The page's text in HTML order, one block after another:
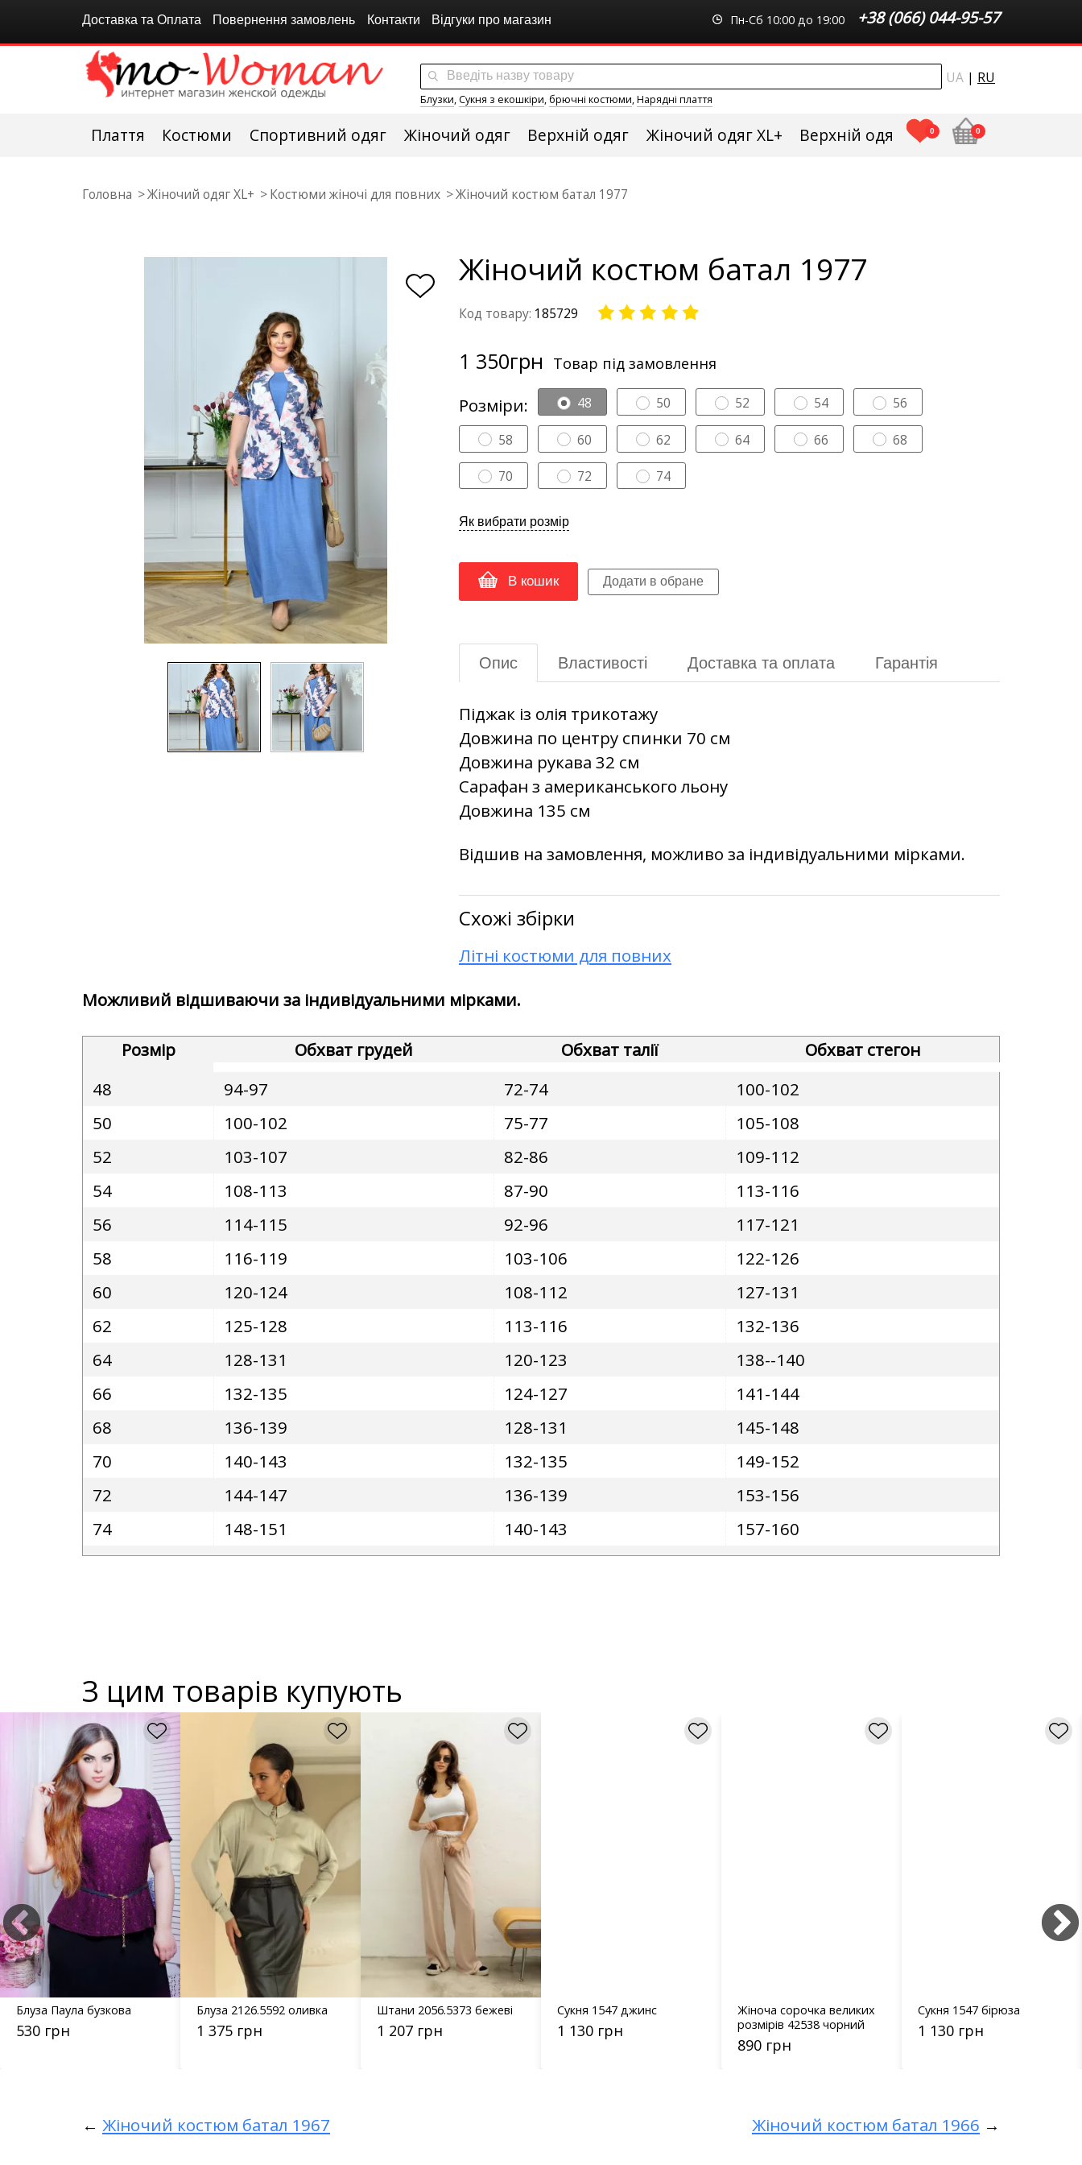
Доставка та Оплата Повернення замовлень Контакти Відгуки про магазин +38 (066) 044-95-57
Пн-Сб 10:00 до 19:00
UA | RU
Блузки, Сукня з екошкіри, брючні костюми,Нарядні плаття
Плаття Костюми Спортивний одяг Жіночий одяг Верхній одяг Жіночий одяг XL+ Верхній одяг плюс сайз
0 0
Головна Жіночий одяг XL+ Костюми жіночі для повних Жіночий костюм батал 1977
Жіночий костюм батал 1977
Код товару: 185729
1 350грн Товар під замовлення
Розміри: 48 50 52 54 56
58 60 62 64 66 68
70 72 74
Як вибрати розмір
В кошик
Опис Властивості Доставка та оплата Гарантія
Піджак із олія трикотажу
Довжина по центру спинки 70 см
Довжина рукава 32 см
Сарафан з американського льону
Довжина 135 см
Відшив на замовлення, можливо за індивідуальними мірками.
Схожі збірки
Літні костюми для повних
Можливий відшиваючи за індивідуальними мірками.
Розмір Обхват грудей Обхват талії
Обхват стегон
48
94-97 72-74
100-102
50
100-102 75-77
105-108
52
103-107 82-86
109-112
54
108-113 87-90
113-116
56
114-115 92-96
117-121
58
116-119 103-106
122-126
60
120-124 108-112
127-131
62
125-128 113-116
132-136
64
128-131 120-123
138--140
66
132-135 124-127
141-144
68
136-139 128-131
145-148
70
140-143 132-135
149-152
72
144-147 136-139
153-156
74
148-151 140-143 157-160
З цим товарів купують
Блуза Паула бузкова
530 грн
Блуза 2126.5592 оливка
1 375 грн
Штани 2056.5373 бежеві
1 207 грн
Сукня 1547 джинс
1 130 грн
Жіноча сорочка великих
розмірів 42538 чорний
890 грн
Сукня 1547 бірюза
1 130 грн
← Жіночий костюм батал 1967 Жіночий костюм батал 1966 →